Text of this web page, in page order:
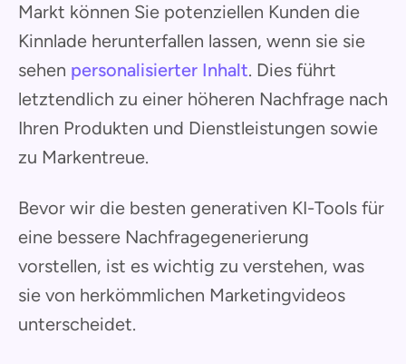
Markt können Sie potenziellen Kunden die
Kinnlade herunterfallen lassen, wenn sie sie
sehen personalisierter Inhalt. Dies führt
letztendlich zu einer höheren Nachfrage nach
Ihren Produkten und Dienstleistungen sowie
zu Markentreue.
Bevor wir die besten generativen KI-Tools für
eine bessere Nachfragegenerierung
vorstellen, ist es wichtig zu verstehen, was
sie von herkömmlichen Marketingvideos
unterscheidet.